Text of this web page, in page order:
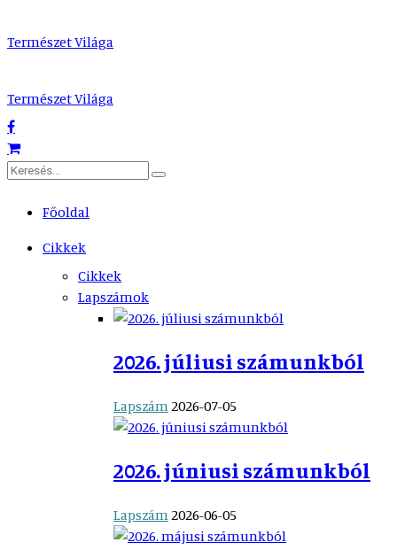
Természet Világa
Természet Világa
Főoldal
Cikkek
Cikkek
Lapszámok
2026. júliusi számunkból
Lapszám 2026-07-05
2026. júniusi számunkból
Lapszám 2026-06-05